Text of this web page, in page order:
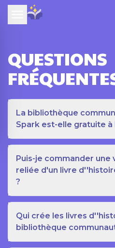
QUESTIONS
La bibliothèque
Spark est-elle gratuite à
Puis-je commander une
reliée d'un livre
?
Qui crée les livres
bibliothèque